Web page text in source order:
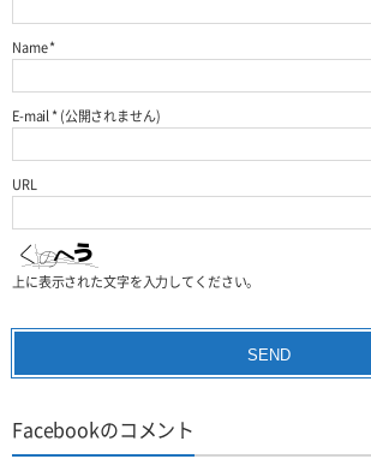
Name*
E-mail*(公開されません)
URL
上に表示された文字を入力してください。
Facebookのコメント